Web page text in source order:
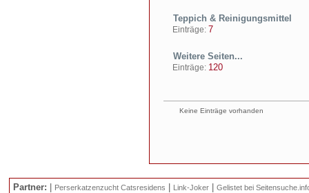
Teppich & Reinigungsmittel
Einträge: 7
Weitere Seiten...
Einträge: 120
Keine Einträge vorhanden
Partner: Perserkatzenzucht Catsresidens Link-Joker
Gelistet bei